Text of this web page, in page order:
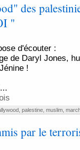
des
"
d'écouter :
de Daryl Jones,
!
, palestine, muslim,
par le